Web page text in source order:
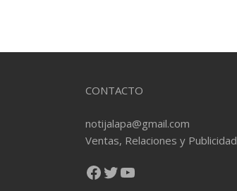
CONTACTO
notijalapa@gmail.com
Ventas, Relaciones y Publicidad
Facebook
Twitter
YouTube